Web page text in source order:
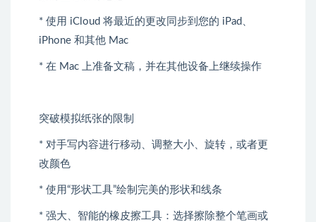
* 使用 iCloud 将最近的更改同步到您的 iPad、
iPhone 和其他 Mac
* 在 Mac 上准备文稿，并在其他设备上继续操作
突破模拟纸张的限制
* 对手写内容进行移动、调整大小、旋转，或者更
改颜色
* 使用“形状工具”绘制完美的形状和线条
* 强大、智能的橡皮擦工具：选择擦除整个笔画或